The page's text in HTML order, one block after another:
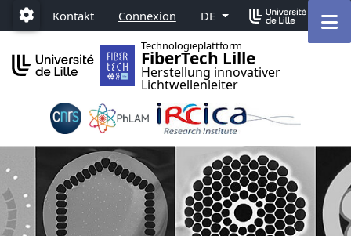
Accéder au menu principal
Accéder au contenu
Paramétrage
Kontakt Connexion DE
Technologieplattform
FiberTech Lille
Herstellung innovativer
Lichtwellenleiter